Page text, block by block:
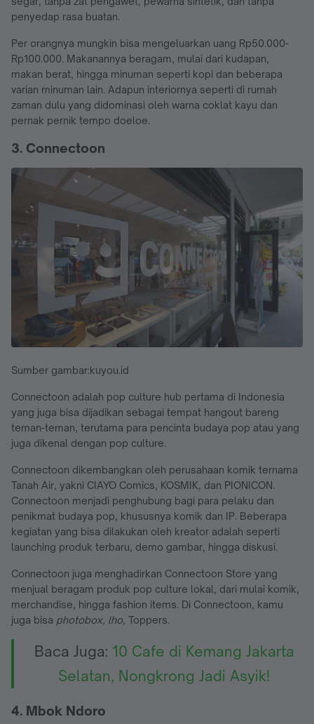
penyedap rasa buatan.
Per orangnya mungkin bisa mengeluarkan uang Rp50.000-
Rp100.000. Makanannya beragam, mulai dari kudapan,
makan berat, hingga minuman seperti kopi dan beberapa
varian minuman lain. Adapun interiornya seperti di rumah
zaman dulu yang didominasi oleh warna coklat kayu dan
pernak pernik tempo doeloe.
3. Connectoon
Sumber gambar:kuyou.id
Connectoon adalah pop culture hub pertama di Indonesia
yang juga bisa dijadikan sebagai tempat hangout bareng
teman-teman, terutama para pencinta budaya pop atau yang
juga dikenal dengan pop culture.
Connectoon dikembangkan oleh perusahaan komik ternama
Tanah Air, yakni CIAYO Comics, KOSMIK, dan PIONICON.
Connectoon menjadi penghubung bagi para pelaku dan
penikmat budaya pop, khususnya komik dan IP. Beberapa
kegiatan yang bisa dilakukan oleh kreator adalah seperti
launching produk terbaru, demo gambar, hingga diskusi.
Connectoon juga menghadirkan Connectoon Store yang
menjual beragam produk pop culture lokal, dari mulai komik,
merchandise, hingga fashion items. Di Connectoon, kamu
juga bisa photobox, lho, Toppers.
Baca Juga: 10 Cafe di Kemang Jakarta
Selatan, Nongkrong Jadi Asyik!
4. Mbok Ndoro